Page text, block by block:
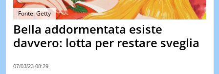
QUIZ
&
TEST
Fonte: Getty
Bella addormentata esiste
davvero: lotta per restare sveglia
07/03/23 08:29